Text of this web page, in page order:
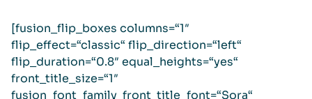
[fusion_flip_boxes columns=“1″
flip_effect=“classic“ flip_direction=“left“
flip_duration=“0.8″ equal_heights=“yes“
front_title_size=“1″
fusion_font_family_front_title_font=“Sora“